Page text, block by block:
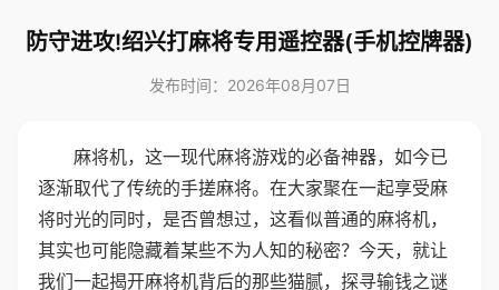
防守进攻!绍兴打麻将专用遥控器(手机控牌器)
发布时间：2026年08月07日
麻将机，这一现代麻将游戏的必备神器，如今已
逐渐取代了传统的手搓麻将。在大家聚在一起享受麻
将时光的同时，是否曾想过，这看似普通的麻将机，
其实也可能隐藏着某些不为人知的秘密？今天，就让
我们一起揭开麻将机背后的那些猫腻，探寻输钱之谜